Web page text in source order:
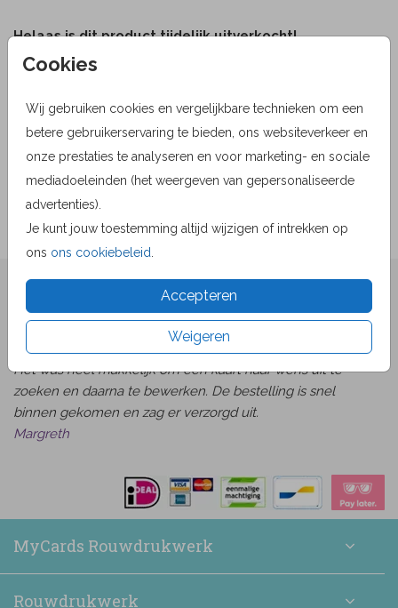
Cookies
Wij gebruiken cookies en vergelijkbare technieken om een
betere gebruikerservaring te bieden, ons websiteverkeer en
onze prestaties te analyseren en voor marketing- en sociale
mediadoeleinden (het weergeven van gepersonaliseerde
advertenties).
Je kunt jouw toestemming altijd wijzigen of intrekken op
ons ons cookiebeleid
Accepteren
Weigeren
Helaas is dit product tijdelijk uitverkocht!
Heb je vragen? Neem dan contact met ons op.
OMSCHRIJVING
lichtgrijs 14 x 14
Prijs:0,45 per 1
★★★★☆ Beoordelingen
9.1van1519beoordelingen
Bekijk alle beoordelingen
Het was heel makkelijk om een kaart naar wens uit te
zoeken en daarna te bewerken. De bestelling is snel
binnen gekomen en zag er verzorgd uit.
Margreth
MyCards Rouwdrukwerk
Rouwdrukwerk